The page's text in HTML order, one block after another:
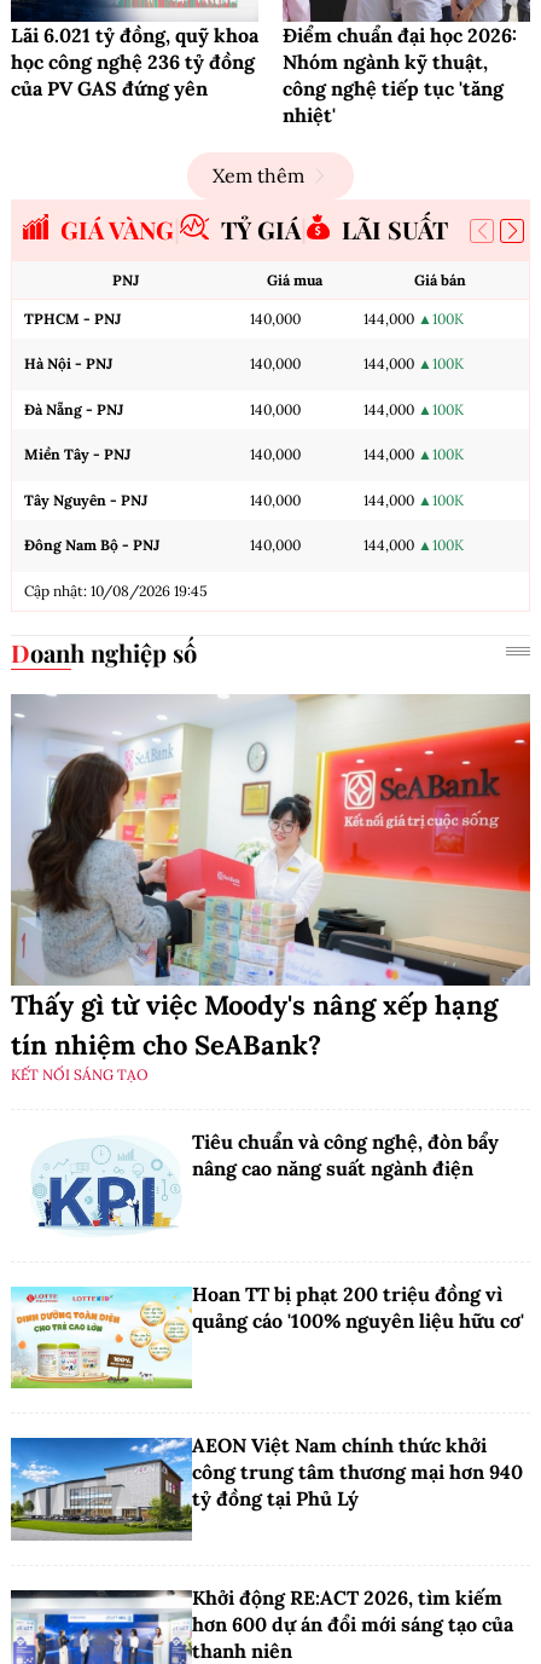
Lãi 6.021 tỷ đồng, quỹ khoa
học công nghệ 236 tỷ đồng
của PV GAS đứng yên
Điểm chuẩn đại học 2026:
Nhóm ngành kỹ thuật,
công nghệ tiếp tục 'tăng
nhiệt'
Xem thêm
GIÁ VÀNG TỶ GIÁ LÃI SUẤT
PNJ Giá mua Giá bán
TPHCM - PNJ 140,000 144,000 ▲100K
Hà Nội - PNJ 140,000 144,000 ▲100K
Đà Nẵng - PNJ 140,000 144,000 ▲100K
Miền Tây - PNJ 140,000 144,000 ▲100K
Tây Nguyên - PNJ 140,000 144,000 ▲100K
Đông Nam Bộ - PNJ 140,000 144,000 ▲100K
Cập nhật: 10/08/2026 19:45
Doanh nghiệp số
Thấy gì từ việc Moody's nâng xếp hạng
tín nhiệm cho SeABank?
KẾT NỐI SÁNG TẠO
Tiêu chuẩn và công nghệ, đòn bẩy
nâng cao năng suất ngành điện
Hoan TT bị phạt 200 triệu đồng vì
quảng cáo '100% nguyên liệu hữu cơ'
AEON Việt Nam chính thức khởi
công trung tâm thương mại hơn 940
tỷ đồng tại Phủ Lý
Khởi động RE:ACT 2026, tìm kiếm
hơn 600 dự án đổi mới sáng tạo của
thanh niên